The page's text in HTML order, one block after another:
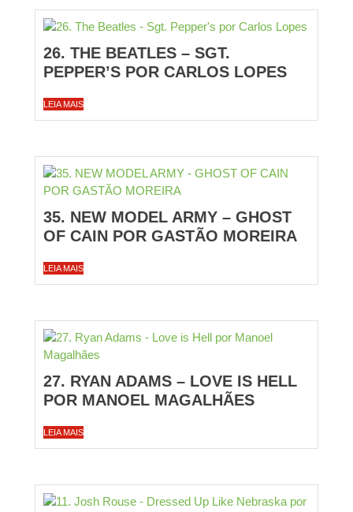
26. THE BEATLES – SGT.
PEPPER’S POR CARLOS LOPES
LEIA MAIS
35. NEW MODEL ARMY – GHOST
OF CAIN POR GASTÃO MOREIRA
LEIA MAIS
27. RYAN ADAMS – LOVE IS HELL
POR MANOEL MAGALHÃES
LEIA MAIS